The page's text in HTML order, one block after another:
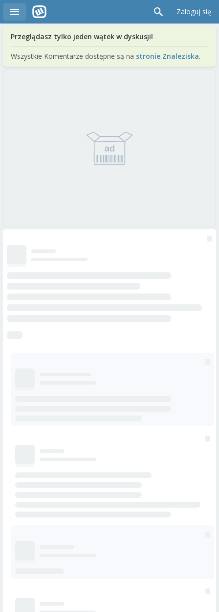
Zaloguj się
Przeglądasz tylko jeden wątek w dyskusji!
Wszystkie Komentarze dostępne są na stronie Znaleziska.